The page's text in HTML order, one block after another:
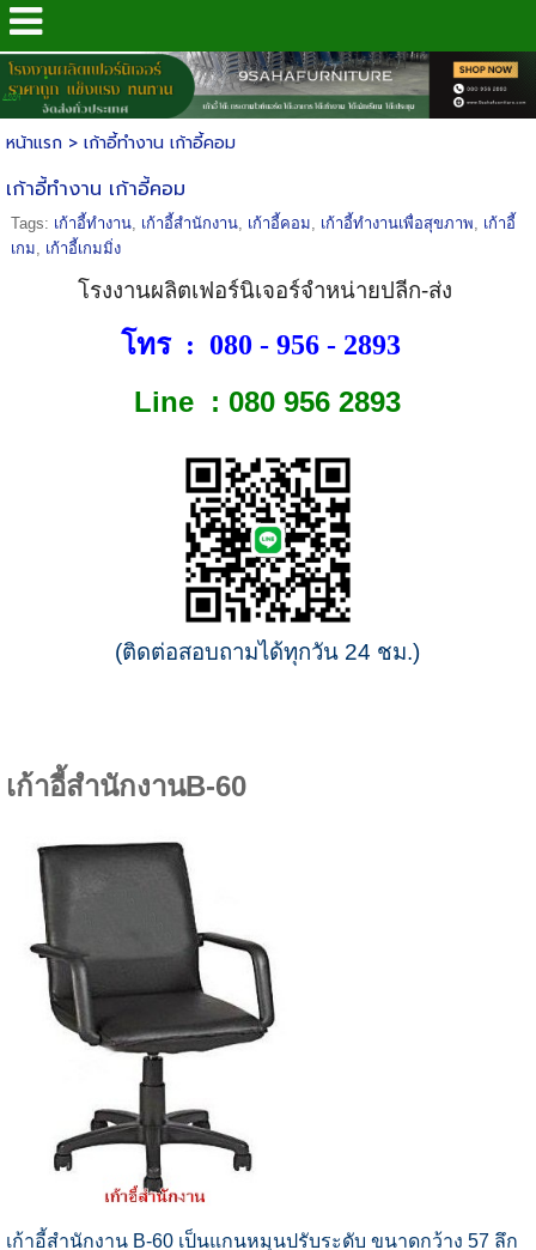
.
4289
หน้าแรก> เก้าอี้ทำงาน เก้าอี้คอม
เก้าอี้ทำงาน เก้าอี้คอม
Tags: เก้าอี้ทำงาน, เก้าอี้สำนักงาน, เก้าอี้คอม, เก้าอี้ทำงานเพื่อสุขภาพ, เก้าอี้
เกม, เก้าอี้เกมมิ่ง
โรงงานผลิตเฟอร์นิเจอร์จำหน่ายปลีก-ส่ง
โทร : 080 - 956 - 2893
Line : 080 956 2893
(ติดต่อสอบถามได้ทุกวัน 24 ชม.)
เก้าอี้สำนักงานB-60
เก้าอี้สำนักงาน B-60 เป็นแกนหมุนปรับระดับ ขนาดกว้าง 57 ลึก